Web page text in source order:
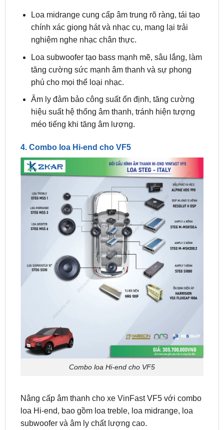
nghiệm nghe nhạc chân thực.
Loa subwoofer tạo bass mạnh mẽ, sâu lắng, làm
tăng cường sức mạnh âm thanh và sự phong
phú cho mọi thể loại nhạc.
Âm ly đảm bảo công suất ổn định, tăng cường
hiệu suất hệ thống âm thanh, tránh hiện tượng
méo tiếng khi tăng âm lượng.
4. Combo loa Hi-end cho VF5
Combo loa Hi-end cho VF5
Nâng cấp âm thanh cho xe VinFast VF5 với combo
subwoofer và âm ly chất lượng cao.
Loa treble mang đến âm cao sắc nét, tăng